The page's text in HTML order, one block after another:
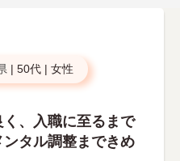
| 50代 | 女性
、入職に至るまで
タル調整まできめ